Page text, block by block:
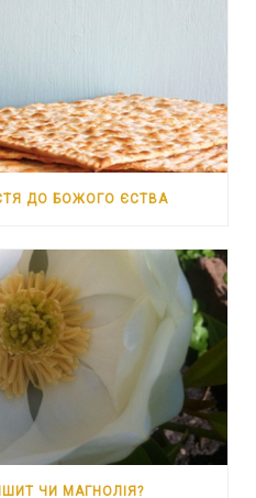
ДО БОЖОГО ЄСТВА
ЧИ МАГНОЛІЯ?